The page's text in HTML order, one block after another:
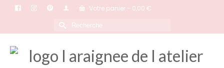
Votre panier - 0,00 €
Rechercher :